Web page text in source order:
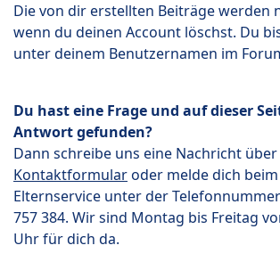
Die von dir erstellten Beiträge werden
wenn du deinen Account löschst. Du
unter deinem Benutzernamen im
Du hast eine Frage und auf dieser
Antwort gefunden?
Dann schreibe uns eine Nachricht
Kontaktformularoder melde dich beim
Elternservice unter der Telefonnummer
757 384. Wir sind Montag bis Freitag
Uhr für dich da.